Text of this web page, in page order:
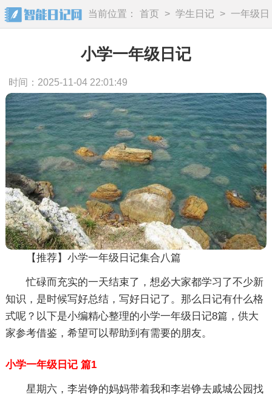
当前位置： 首页 > 学生日记 >
一年级日
记
小学一年级日记
时间：2025-11-04 22:01:49
【推荐】小学一年级日记集合八篇
忙碌而充实的一天结束了，想必大家都学习了不少新
知识，是时候写好总结，写好日记了。那么日记有什么格
式呢？以下是小编精心整理的小学一年级日记8篇，供大
家参考借鉴，希望可以帮助到有需要的朋友。
小学一年级日记 篇1
星期六，李岩铮的妈妈带着我和李岩铮去戚城公园找